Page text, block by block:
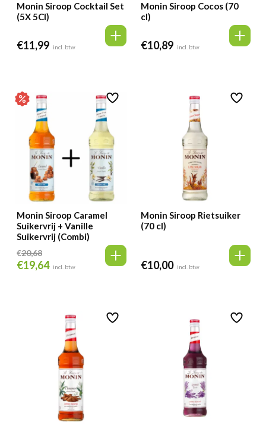
Monin Siroop Cocktail Set
(5X 5Cl)
€11,99 incl. btw
Monin Siroop Cocos (70
cl)
€10,89 incl. btw
Monin Siroop Caramel
Suikervrij + Vanille
Suikervrij (Combi)
€20,68
Oorspronkelijke
€19,64 Huidige
incl. btw
Monin Siroop Rietsuiker
(70 cl)
€10,00 incl. btw